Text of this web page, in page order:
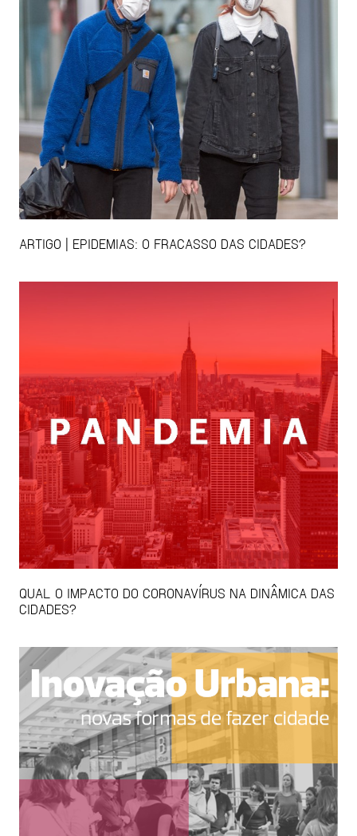
ARTIGO | EPIDEMIAS: O FRACASSO DAS CIDADES?
QUAL O IMPACTO DO CORONAVÍRUS NA DINÂMICA DAS
CIDADES?